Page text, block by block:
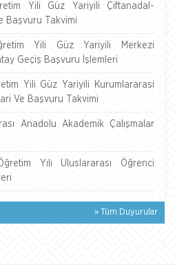
Yili Güz Yariyili Çiftanadal-
Başvuru Takvimi
Yili Güz Yariyili Merkezi
Geçiş Başvuru İşlemleri
Yili Güz Yariyili Kurumlararasi
Ve Başvuru Takvimi
Anadolu Akademik Çalışmalar
Yılı Uluslararası Öğrenci
» Tüm Duyurular